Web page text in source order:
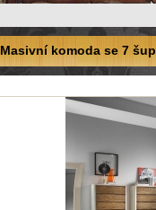
Masivní komoda se 7